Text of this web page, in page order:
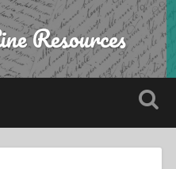
Resources